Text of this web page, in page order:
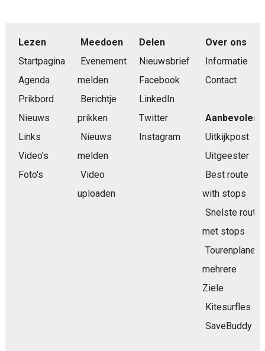
Lezen
Startpagina
Agenda
Prikbord
Nieuws
Links
Video's
Foto's
Meedoen
Evenement
melden
Berichtje
prikken
Nieuws
melden
Video
uploaden
Delen
Nieuwsbrief
Facebook
LinkedIn
Twitter
Instagram
Over ons
Informatie
Contact
Aanbevolen
Uitkijkpost
Uitgeester
Best route
with stops
Snelste route
met stops
Tourenplaner
mehrere
Ziele
Kitesurfles
SaveBuddy